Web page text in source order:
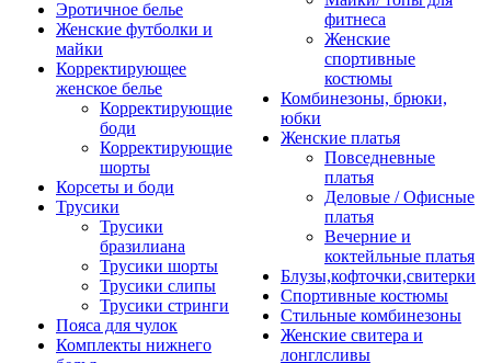
Эротичное белье
Женские футболки и
майки
Корректирующее
женское белье
Корректирующие
боди
Корректирующие
шорты
Корсеты и боди
Трусики
Трусики
бразилиана
Трусики шорты
Трусики слипы
Трусики стринги
Пояса для чулок
Комплекты нижнего
фитнеса
Женские
спортивные
костюмы
Комбинезоны, брюки,
юбки
Женские платья
Повседневные
платья
Деловые / Офисные
платья
Вечерние и
коктейльные платья
Блузы,кофточки,свитерки
Спортивные костюмы
Стильные комбинезоны
Женские свитера и
лонглсливы